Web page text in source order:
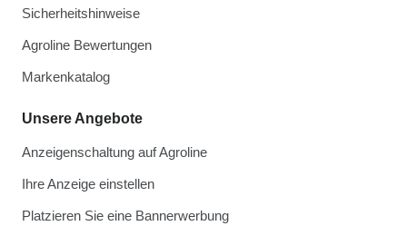
Sicherheitshinweise
Agroline Bewertungen
Markenkatalog
Unsere Angebote
Anzeigenschaltung auf Agroline
Ihre Anzeige einstellen
Platzieren Sie eine Bannerwerbung